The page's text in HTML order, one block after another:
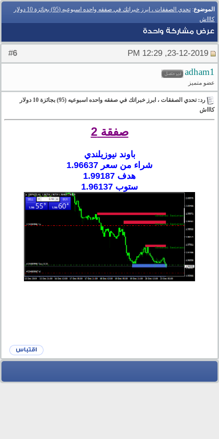
الموضوع:
تحدي الصفقات ، ابرز خبراتك في صفقه واحده اسبوعيه (95) بجائزة 10 دولار
كاااش
عرض مشاركة واحدة
6
adham1
عضو متميز
رد: تحدي الصفقات ، ابرز خبراتك في صفقه واحده اسبوعيه (95) بجائزة 10 دولار
كاااش
صفقة 2
باوند نيوزيلندي
شراء من سعر 1.96637
هدف 1.99187
ستوب 1.96137